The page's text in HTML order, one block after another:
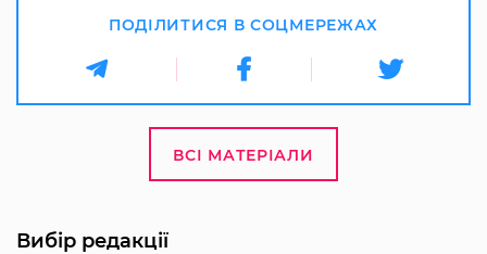
ПОДІЛИТИСЯ В СОЦМЕРЕЖАХ
ВСІ МАТЕРІАЛИ
Вибір редакції